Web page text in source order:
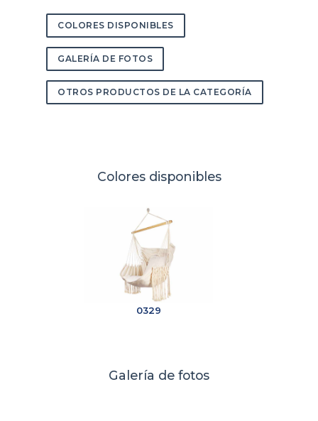
COLORES DISPONIBLES
GALERÍA DE FOTOS
OTROS PRODUCTOS DE LA CATEGORÍA
Colores disponibles
0329
Galería de fotos